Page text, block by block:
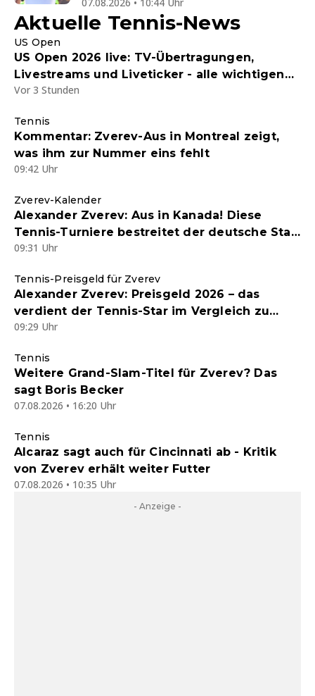
Aktuelle Tennis-News
US Open
US Open 2026 live: TV-Übertragungen,
Livestreams und Liveticker - alle wichtigen
Infos zum Tennis Grand Slam
Vor 3 Stunden
Tennis
Kommentar: Zverev-Aus in Montreal zeigt,
was ihm zur Nummer eins fehlt
09:42 Uhr
Zverev-Kalender
Alexander Zverev: Aus in Kanada! Diese
Tennis-Turniere bestreitet der deutsche Star
noch im Jahr 2026
09:31 Uhr
Tennis-Preisgeld für Zverev
Alexander Zverev: Preisgeld 2026 – das
verdient der Tennis-Star im Vergleich zu
Legende Boris Becker
09:29 Uhr
Tennis
Weitere Grand-Slam-Titel für Zverev? Das
sagt Boris Becker
07.08.2026 • 16:20 Uhr
Tennis
Alcaraz sagt auch für Cincinnati ab - Kritik
von Zverev erhält weiter Futter
07.08.2026 • 10:35 Uhr
- Anzeige -